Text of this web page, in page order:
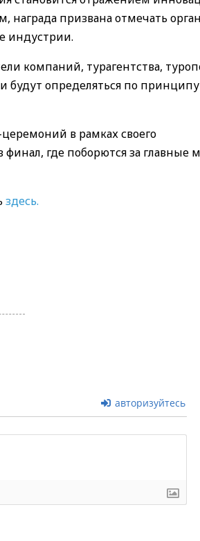
награда призвана отмечать
индустрии.
компаний, турагентства,
будут определяться по принципу
в рамках своего
где поборются за главные
здесь.
авторизуйтесь